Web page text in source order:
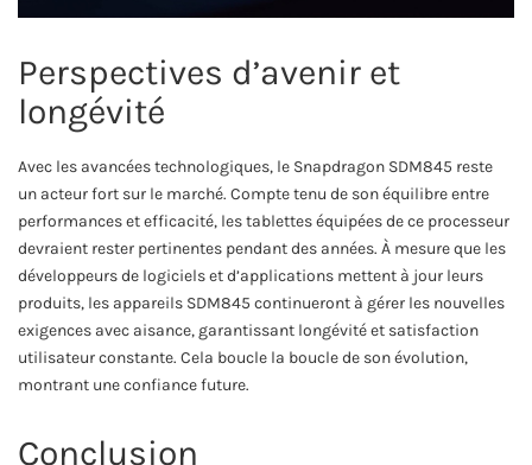
Perspectives d’avenir et
longévité
Avec les avancées technologiques, le Snapdragon SDM845 reste
un acteur fort sur le marché. Compte tenu de son équilibre entre
performances et efficacité, les tablettes équipées de ce processeur
devraient rester pertinentes pendant des années. À mesure que les
développeurs de logiciels et d’applications mettent à jour leurs
produits, les appareils SDM845 continueront à gérer les nouvelles
exigences avec aisance, garantissant longévité et satisfaction
utilisateur constante. Cela boucle la boucle de son évolution,
montrant une confiance future.
Conclusion